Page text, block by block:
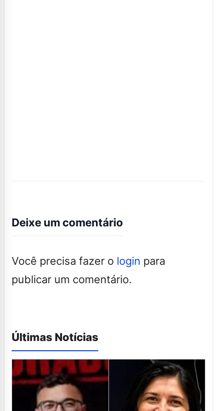
Deixe um comentário
Você precisa fazer o login para
publicar um comentário.
Últimas Notícias